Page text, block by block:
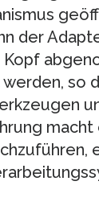
der
so
macht